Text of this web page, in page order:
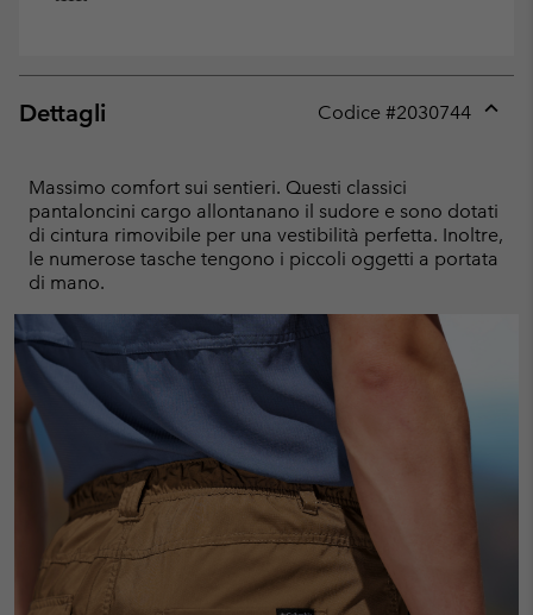
Dettagli Codice #2030744
Massimo comfort sui sentieri. Questi classici
pantaloncini cargo allontanano il sudore e sono dotati
di cintura rimovibile per una vestibilità perfetta. Inoltre,
le numerose tasche tengono i piccoli oggetti a portata
di mano.